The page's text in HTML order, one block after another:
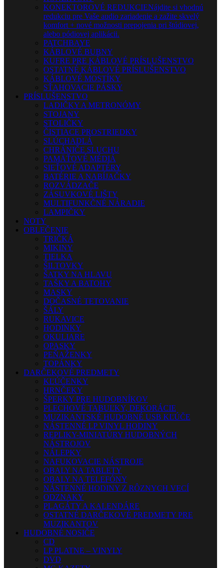
KONEKTOROVÉ REDUKCIENájdite si vhodnú
redukciu pre Vaše audio zariadenie a zažite skvelý
komfort + nové možnosti prepojenia pri štúdiovej,
alebo pódiovej aplikácii.
PATCHBAYE
KÁBLOVÉ BUBNY
KUFRE PRE KÁBLOVÉ PRÍSLUŠENSTVO
OSTATNÉ KÁBLOVÉ PRÍSLUŠENSTVO
KÁBLOVÉ MOSTÍKY
SŤAHOVACIE PÁSKY
PRÍSLUŠENSTVO
LADIČKY A METRONÓMY
STOJANY
STOLIČKY
ČISTIACE PROSTRIEDKY
SLÚCHADLÁ
CHRÁNIČE SLUCHU
PAMÄŤOVÉ MÉDIÁ
SIEŤOVÉ ADAPTÉRY
BATÉRIE A NABÍJAČKY
ROZVÁDZAČE
ZÁSUVKOVÉ LIŠTY
MULTIFUNKČNÉ NÁRADIE
LAMPIČKY
NOTY
OBLEČENIE
TRIČKÁ
MIKINY
TIELKA
ŠILTOVKY
ŠATKY NA HLAVU
TAŠKY A BATOHY
MASKY
DOČASNÉ TETOVANIE
ŠÁLY
RUKAVICE
HODINKY
OKULIARE
OPASKY
PEŇAŽENKY
TOPÁNKY
DARČEKOVÉ PREDMETY
KĽÚČENKY
HRNČEKY
ŠPERKY PRE HUDOBNÍKOV
PLECHOVÉ TABUĽKY, DEKORÁCIE
MUZIKANTSKÉ HUDOBNÉ USB KĽÚČE
NÁSTENNÉ LP VINYL HODINY
REPLIKY-MINIATÚRY HUDOBNÝCH
NÁSTROJOV
NÁLEPKY
NAFUKOVACIE NÁSTROJE
OBALY NA TABLETY
OBALY NA TELEFÓNY
NÁSTENNÉ HODINY Z RÔZNYCH VECÍ
ODZNAKY
PLAGÁTY A KALENDÁRE
OSTATNÉ DARČEKOVÉ PREDMETY PRE
MUZIKANTOV
HUDOBNÉ NOSIČE
CD
LP PLATNE – VINYLY
DVD